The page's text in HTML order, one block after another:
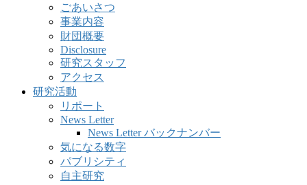
ごあいさつ
事業内容
財団概要
Disclosure
研究スタッフ
アクセス
研究活動
リポート
News Letter
News Letter バックナンバー
気になる数字
パブリシティ
自主研究